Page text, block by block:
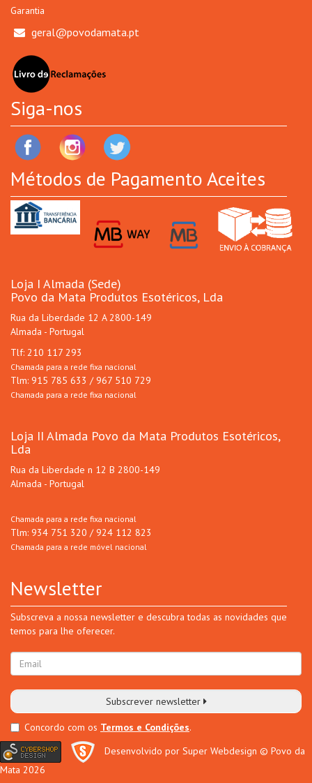
Garantia
geral@povodamata.pt
Siga-nos
Métodos de Pagamento Aceites
Loja I Almada (Sede)
Povo da Mata Produtos Esotéricos, Lda
Rua da Liberdade 12 A 2800-149
Almada - Portugal
Tlf: 210 117 293
Chamada para a rede fixa nacional
Tlm: 915 785 633 / 967 510 729
Chamada para a rede fixa nacional
Loja II Almada Povo da Mata Produtos Esotéricos,
Lda
Rua da Liberdade n 12 B 2800-149
Almada - Portugal
Chamada para a rede fixa nacional
Tlm: 934 751 320 / 924 112 823
Chamada para a rede móvel nacional
Newsletter
Subscreva a nossa newsletter e descubra todas as novidades que
temos para lhe oferecer.
Subscrever newsletter
Concordo com os Termos e Condições.
Desenvolvido por Super Webdesign © Povo da
Mata 2026